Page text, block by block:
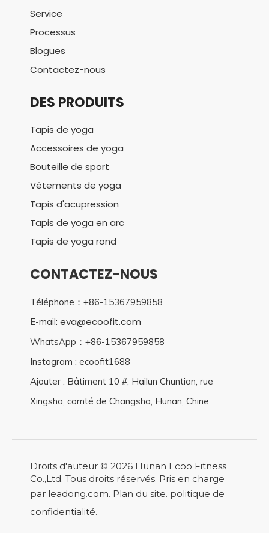
Service
Processus
Blogues
Contactez-nous
DES PRODUITS
Tapis de yoga
Accessoires de yoga
Bouteille de sport
Vêtements de yoga
Tapis d'acupression
Tapis de yoga en arc
Tapis de yoga rond
CONTACTEZ-NOUS
Téléphone：+86-15367959858
E-mail: eva@ecoofit.com
WhatsApp：+86-15367959858
Instagram : ecoofit1688
Ajouter : Bâtiment 10 #, Hailun Chuntian, rue
Xingsha, comté de Changsha, Hunan, Chine
Droits d'auteur © 2026 Hunan Ecoo Fitness
Co.,Ltd. Tous droits réservés. Pris en charge
par leadong.com. Plan du site. politique de
confidentialité.